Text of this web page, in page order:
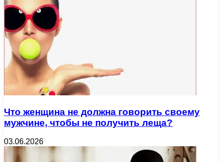
Что женщина не должна говорить своему
мужчине, чтобы не получить леща?
03.06.2026